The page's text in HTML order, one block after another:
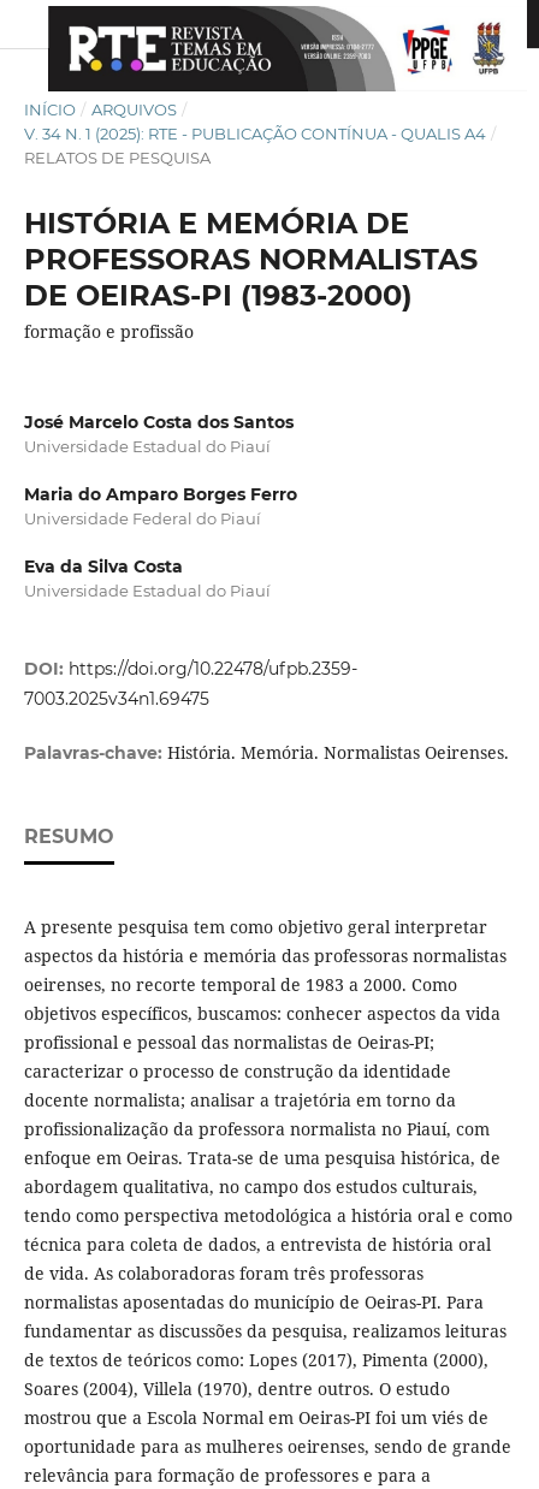
INÍCIO / ARQUIVOS /
V. 34 N. 1 (2025): RTE - PUBLICAÇÃO CONTÍNUA - QUALIS A4 /
RELATOS DE PESQUISA
HISTÓRIA E MEMÓRIA DE
PROFESSORAS NORMALISTAS
DE OEIRAS-PI (1983-2000)
formação e profissão
José Marcelo Costa dos Santos
Universidade Estadual do Piauí
Maria do Amparo Borges Ferro
Universidade Federal do Piauí
Eva da Silva Costa
Universidade Estadual do Piauí
DOI: https://doi.org/10.22478/ufpb.2359-
7003.2025v34n1.69475
Palavras-chave: História. Memória. Normalistas Oeirenses.
RESUMO
A presente pesquisa tem como objetivo geral interpretar
aspectos da história e memória das professoras normalistas
oeirenses, no recorte temporal de 1983 a 2000. Como
objetivos específicos, buscamos: conhecer aspectos da vida
profissional e pessoal das normalistas de Oeiras-PI;
caracterizar o processo de construção da identidade
docente normalista; analisar a trajetória em torno da
profissionalização da professora normalista no Piauí, com
enfoque em Oeiras. Trata-se de uma pesquisa histórica, de
abordagem qualitativa, no campo dos estudos culturais,
tendo como perspectiva metodológica a história oral e como
técnica para coleta de dados, a entrevista de história oral
de vida. As colaboradoras foram três professoras
normalistas aposentadas do município de Oeiras-PI. Para
fundamentar as discussões da pesquisa, realizamos leituras
de textos de teóricos como: Lopes (2017), Pimenta (2000),
Soares (2004), Villela (1970), dentre outros. O estudo
mostrou que a Escola Normal em Oeiras-PI foi um viés de
oportunidade para as mulheres oeirenses, sendo de grande
relevância para formação de professores e para a